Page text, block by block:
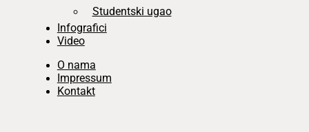
Studentski ugao
Infografici
Video
O nama
Impressum
Kontakt